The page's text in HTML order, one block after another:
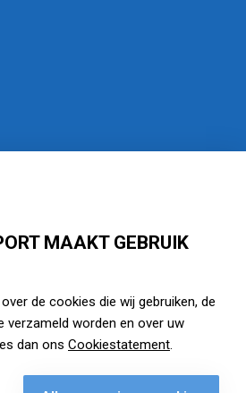
MAAKT GEBRUIK
de cookies die wij gebruiken, de
verzameld worden en over uw
dan ons Cookiestatement